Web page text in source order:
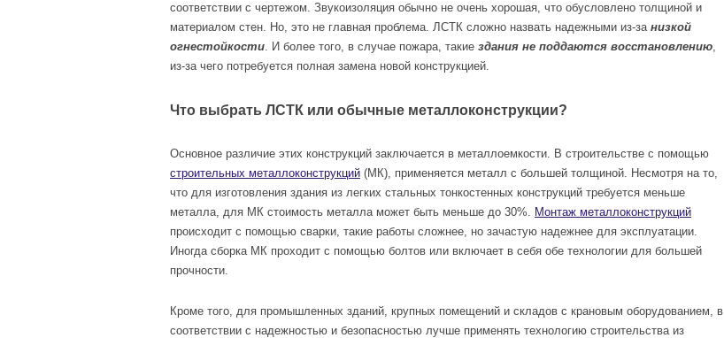
соответствии с чертежом. Звукоизоляция обычно не очень хорошая, что обусловлено толщиной и
материалом стен. Но, это не главная проблема. ЛСТК сложно назвать надежными из-за низкой
огнестойкости. И более того, в случае пожара, такие здания не поддаются восстановлению,
из-за чего потребуется полная замена новой конструкцией.
Что выбрать ЛСТК или обычные металлоконструкции?
Основное различие этих конструкций заключается в металлоемкости. В строительстве с помощью
строительных металлоконструкций (МК), применяется металл с большей толщиной. Несмотря на то,
что для изготовления здания из легких стальных тонкостенных конструкций требуется меньше
металла, для МК стоимость металла может быть меньше до 30%. Монтаж металлоконструкций
происходит с помощью сварки, такие работы сложнее, но зачастую надежнее для эксплуатации.
Иногда сборка МК проходит с помощью болтов или включает в себя обе технологии для большей
прочности.
Кроме того, для промышленных зданий, крупных помещений и складов с крановым оборудованием, в
соответствии с надежностью и безопасностью лучше применять технологию строительства из